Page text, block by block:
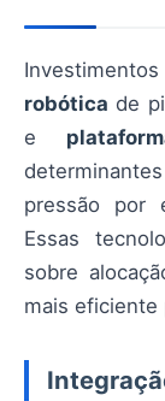
robótica de
e
pressão por
Essas
sobre
mais eficiente